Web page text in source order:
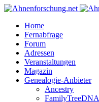
Home
Fernabfrage
Forum
Adressen
Veranstaltungen
Magazin
Genealogie-Anbieter
Ancestry
FamilyTreeDNA